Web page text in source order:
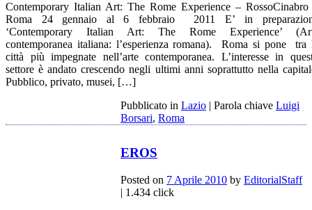
Contemporary Italian Art: The Rome Experience –
Roma 24 gennaio al 6 febbraio 2011 E’ in
‘Contemporary Italian Art: The Rome Experience’
contemporanea italiana: l’esperienza romana). Roma si pone tra
città più impegnate nell’arte contemporanea. L’interesse in
settore è andato crescendo negli ultimi anni soprattutto nella
Pubblico, privato, musei, […]
Pubblicato in Lazio | Parola chiave Luigi
Borsari, Roma
EROS
Posted on 7 Aprile 2010 by EditorialStaff
| 1.434 click